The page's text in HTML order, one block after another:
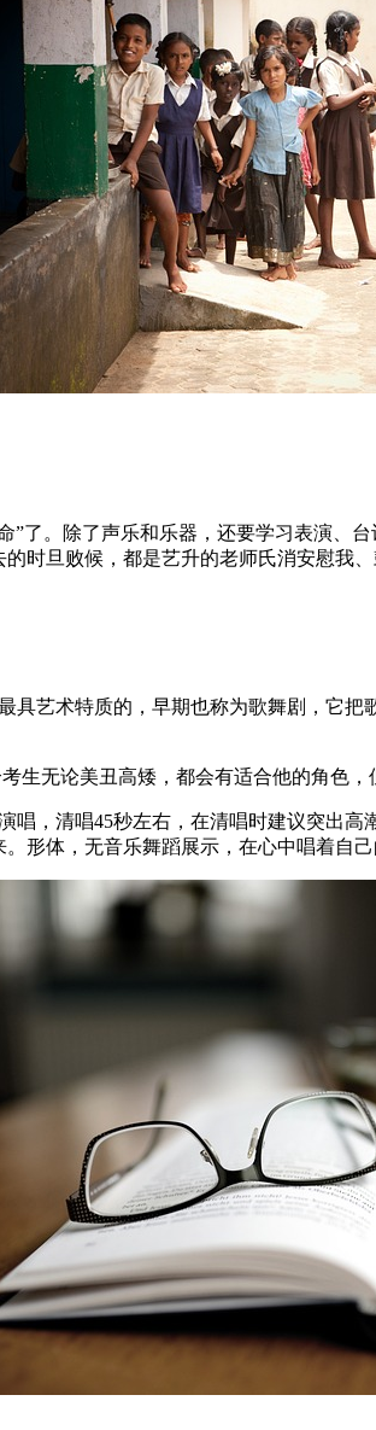
了。除了声乐和乐器，还要学习表演、
时旦败候，都是艺升的老师氏消安慰我
具艺术特质的，早期也称为歌舞剧，它
生无论美丑高矮，都会有适合他的角色
，清唱45秒左右，在清唱时建议突出
形体，无音乐舞蹈展示，在心中唱着自己